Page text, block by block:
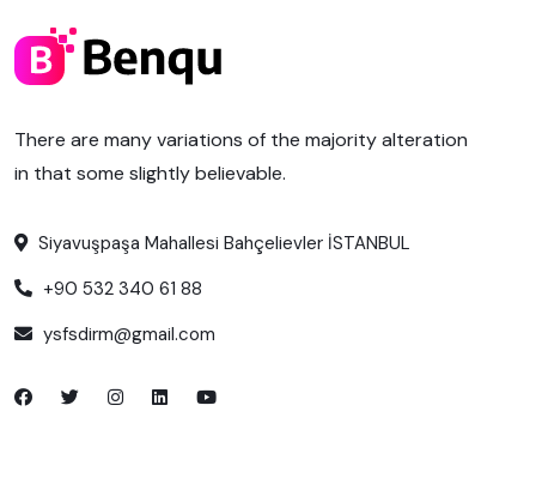
There are many variations of the majority alteration
in that some slightly believable.
Siyavuşpaşa Mahallesi Bahçelievler İSTANBUL
+90 532 340 61 88
ysfsdirm@gmail.com